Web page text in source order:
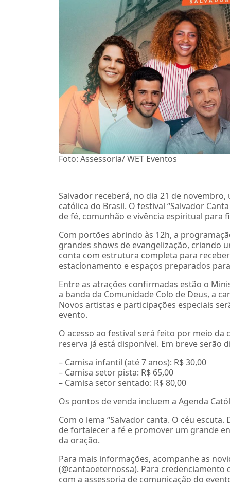
Foto: Assessoria/ WET Eventos
Salvador receberá, no dia 21 de
católica do Brasil. O festival “Salvador
de fé, comunhão e vivência espiritual para
Com portões abrindo às 12h, a
grandes shows de evangelização, criando
conta com estrutura completa para
estacionamento e espaços preparados
Entre as atrações confirmadas estão o
a banda da Comunidade Colo de Deus, a
Novos artistas e participações especiais
evento.
O acesso ao festival será feito por meio
reserva já está disponível. Em breve
– Camisa infantil (até 7 anos): R$ 30,00
– Camisa setor pista: R$ 65,00
– Camisa setor sentado: R$ 80,00
Os pontos de venda incluem a Agenda
Com o lema “Salvador canta. O céu
de fortalecer a fé e promover um grande
da oração.
Para mais informações, acompanhe as
(@cantaoeternossa). Para
com a assessoria de comunicação do